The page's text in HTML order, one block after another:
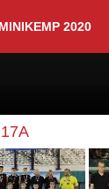
MINIKEMP 2020